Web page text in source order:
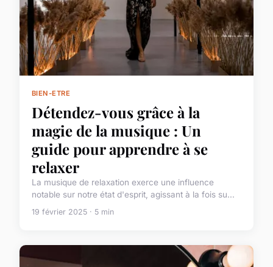
BIEN-ETRE
Détendez-vous grâce à la
magie de la musique : Un
guide pour apprendre à se
relaxer
La musique de relaxation exerce une influence
notable sur notre état d'esprit, agissant à la fois su...
19 février 2025 · 5 min